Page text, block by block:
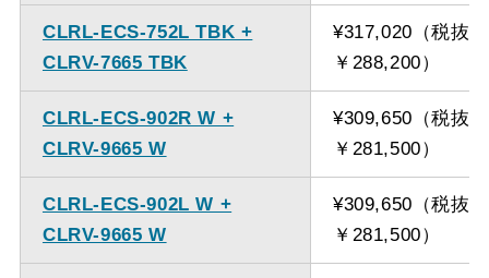
CLRL-ECS-752L TBK +
CLRV-7665 TBK
¥317,020（税抜
￥288,200）
CLRL-ECS-902R W +
CLRV-9665 W
¥309,650（税抜
￥281,500）
CLRL-ECS-902L W +
CLRV-9665 W
¥309,650（税抜
￥281,500）